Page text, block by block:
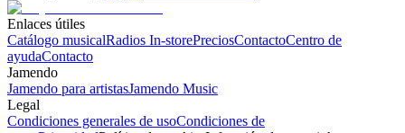
Enlaces útiles
Catálogo musicalRadios In-storePreciosContactoCentro de
ayudaContacto
Jamendo
Jamendo para artistasJamendo Music
Legal
Condiciones generales de usoCondiciones de